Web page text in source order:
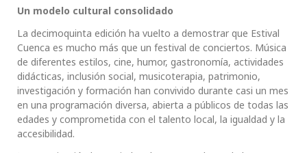
Un modelo cultural consolidado
La decimoquinta edición ha vuelto a demostrar que Estival
Cuenca es mucho más que un festival de conciertos. Música
de diferentes estilos, cine, humor, gastronomía, actividades
didácticas, inclusión social, musicoterapia, patrimonio,
investigación y formación han convivido durante casi un mes
en una programación diversa, abierta a públicos de todas las
edades y comprometida con el talento local, la igualdad y la
accesibilidad.